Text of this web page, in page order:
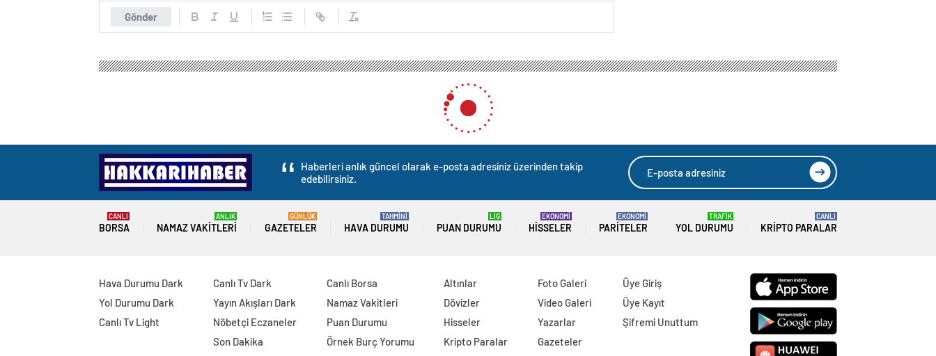
Gönder
Haberleri anlık güncel olarak e-posta adresiniz üzerinden takip
edebilirsiniz.
BORSA
CANLI
NAMAZ VAKITLERI
ANLIK
GAZETELER
GÜNLÜK
HAVA DURUMU
TAHMİNİ
PUAN DURUMU
LİG
HISSELER
EKONOMİ
PARITELER
EKONOMİ
YOL DURUMU
TRAFİK
KRIPTO PARALAR
CANLI
Hava Durumu Dark
Yol Durumu Dark
Canlı Tv Light
Canlı Tv Dark
Yayın Akışları Dark
Nöbetçi Eczaneler
Son Dakika
Canlı Borsa
Namaz Vakitleri
Puan Durumu
Örnek Burç Yorumu
Altınlar
Dövizler
Hisseler
Kripto Paralar
Foto Galeri
Video Galeri
Yazarlar
Gazeteler
Üye Giriş
Üye Kayıt
Şifremi Unuttum